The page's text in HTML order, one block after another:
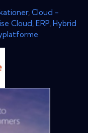
, Cloud -
Cloud ERP Hybrid